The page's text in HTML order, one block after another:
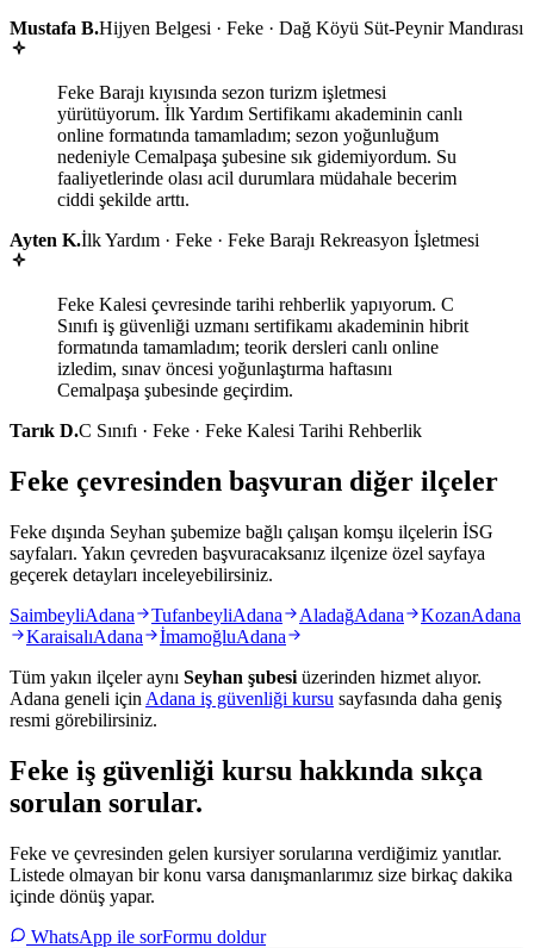
Mustafa B.Hijyen Belgesi · Feke · Dağ Köyü Süt-Peynir Mandırası
Feke Barajı kıyısında sezon turizm işletmesi
yürütüyorum. İlk Yardım Sertifikamı akademinin canlı
online formatında tamamladım; sezon yoğunluğum
nedeniyle Cemalpaşa şubesine sık gidemiyordum. Su
faaliyetlerinde olası acil durumlara müdahale becerim
ciddi şekilde arttı.
Ayten K.İlk Yardım · Feke · Feke Barajı Rekreasyon İşletmesi
Feke Kalesi çevresinde tarihi rehberlik yapıyorum. C
Sınıfı iş güvenliği uzmanı sertifikamı akademinin hibrit
formatında tamamladım; teorik dersleri canlı online
izledim, sınav öncesi yoğunlaştırma haftasını
Cemalpaşa şubesinde geçirdim.
Tarık D.C Sınıfı · Feke · Feke Kalesi Tarihi Rehberlik
Feke çevresinden başvuran diğer ilçeler
Feke dışında Seyhan şubemize bağlı çalışan komşu ilçelerin İSG
sayfaları. Yakın çevreden başvuracaksanız ilçenize özel sayfaya
geçerek detayları inceleyebilirsiniz.
SaimbeyliAdana TufanbeyliAdana AladağAdana KozanAdana
KaraisalıAdana İmamoğluAdana
Tüm yakın ilçeler aynı Seyhan şubesi üzerinden hizmet alıyor.
Adana geneli için Adana iş güvenliği kursu sayfasında daha geniş
resmi görebilirsiniz.
Feke iş güvenliği kursu hakkında sıkça
sorulan sorular.
Feke ve çevresinden gelen kursiyer sorularına verdiğimiz yanıtlar.
Listede olmayan bir konu varsa danışmanlarımız size birkaç dakika
içinde dönüş yapar.
WhatsApp ile sorFormu doldur